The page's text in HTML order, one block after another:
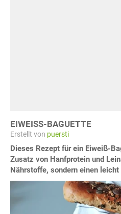
EIWEISS-BAGUETTE
Erstellt von puersti
Dieses Rezept für ein Eiweiß-
Zusatz von Hanfprotein und
Nährstoffe, sondern einen